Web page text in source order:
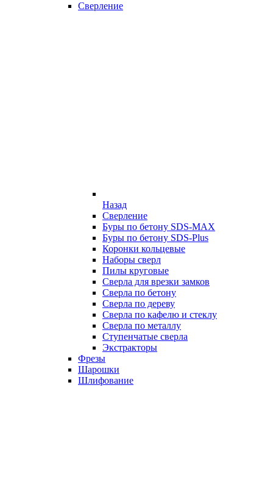
Сверление
Назад
Сверление
Буры по бетону SDS-MAX
Буры по бетону SDS-Plus
Коронки кольцевые
Наборы сверл
Пилы круговые
Сверла для врезки замков
Сверла по бетону
Сверла по дереву
Сверла по кафелю и стеклу
Сверла по металлу
Ступенчатые сверла
Экстракторы
Фрезы
Шарошки
Шлифование